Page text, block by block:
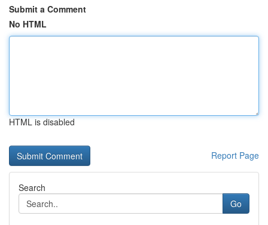
Submit a Comment
No HTML
HTML is disabled
Report Page
Search
Go